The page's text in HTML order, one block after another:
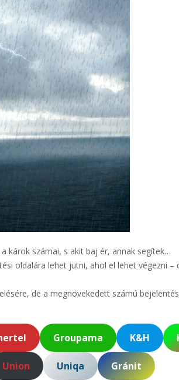
károk számai, s akit baj ér, annak segítek…
oldalára lehet jutni, ahol el lehet végezni –
de a megnövekedett számú
Groupama K&H
Union Uniqa Gránit